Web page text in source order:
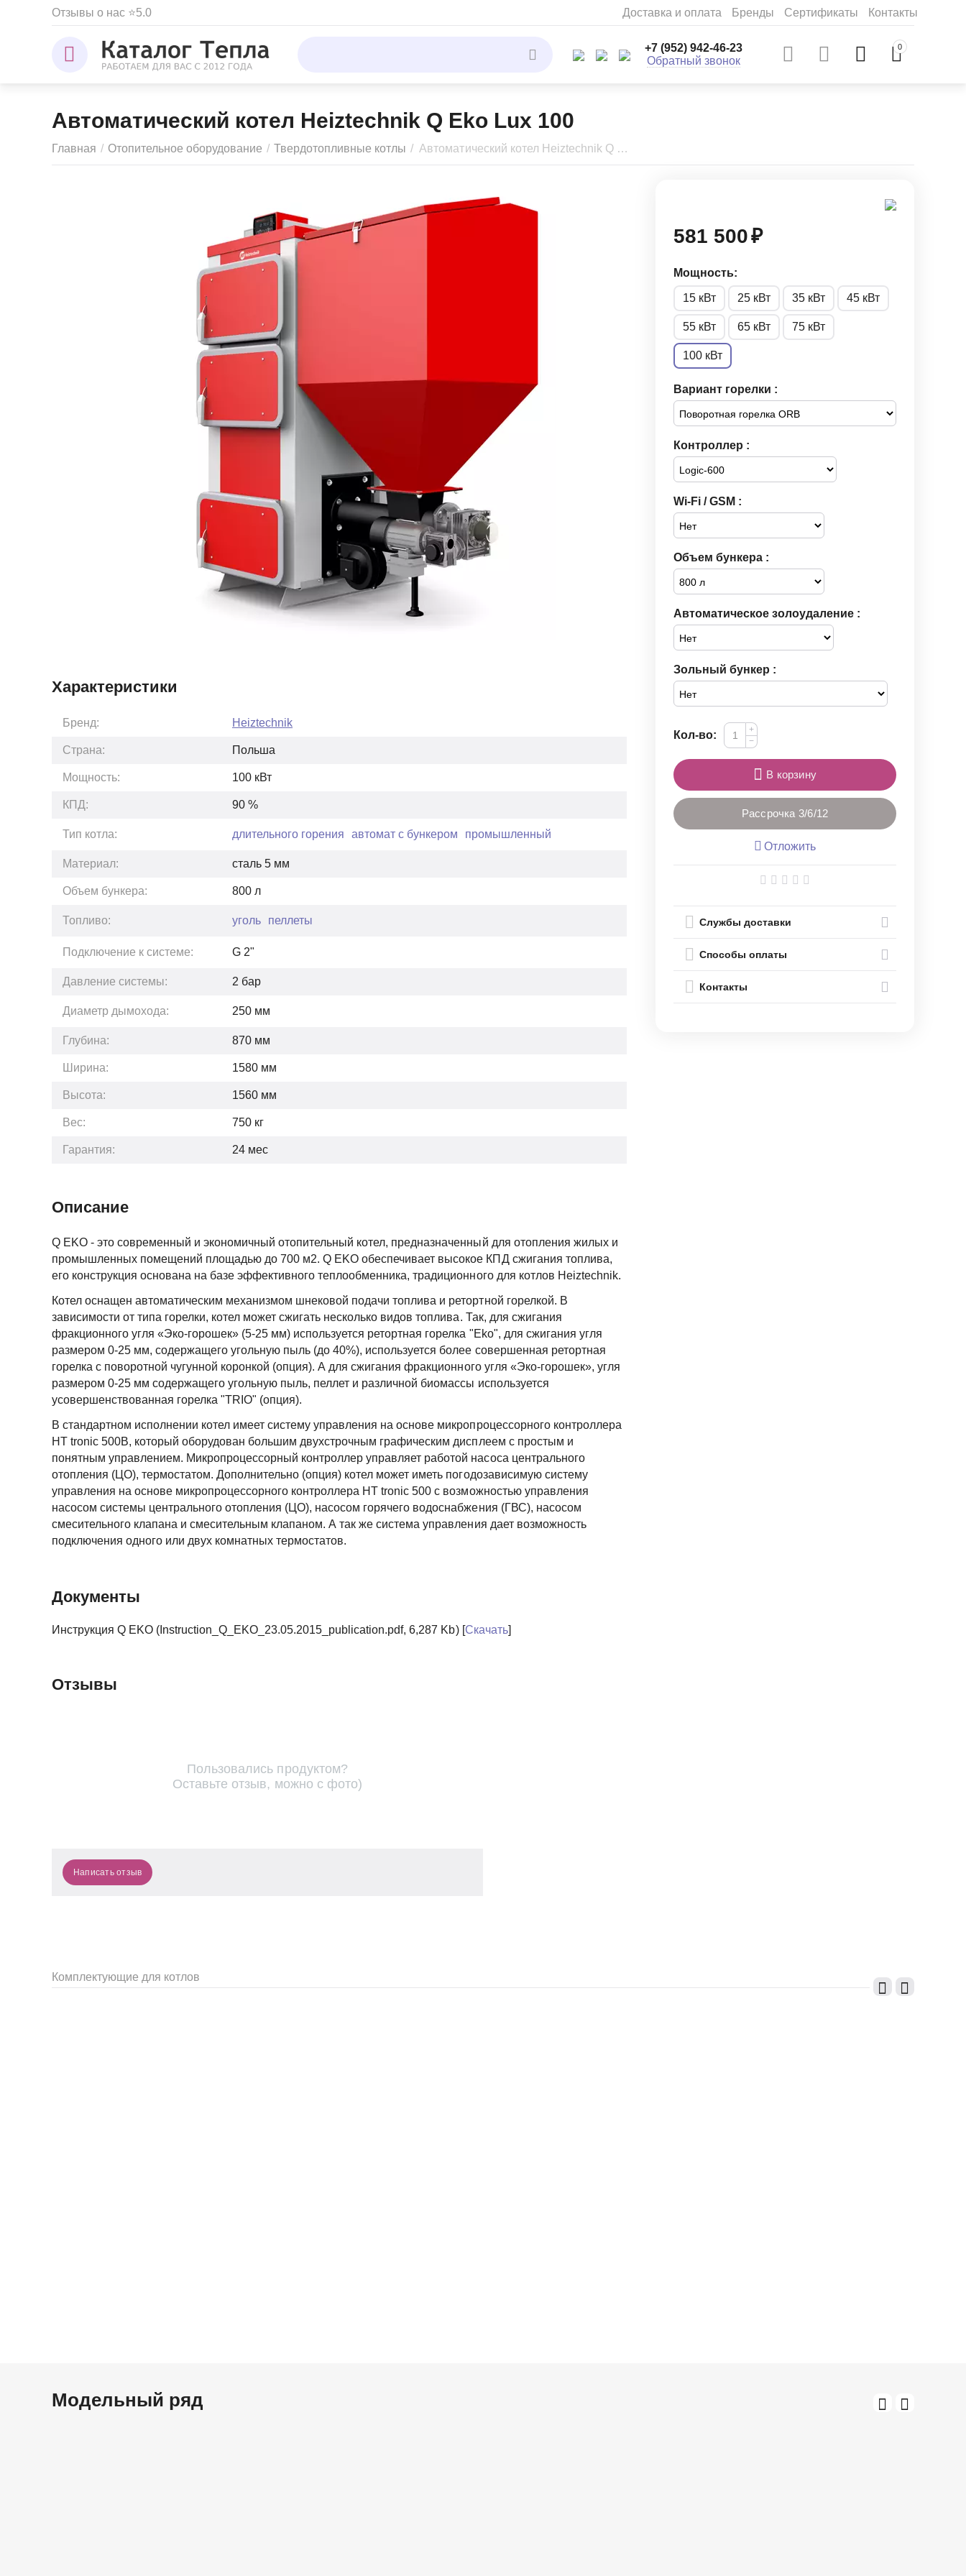
Отзывы о нас ⭐5.0 Доставка и оплата Бренды Сертификаты Контакты
+7 (952) 942-46-23
Обратный звонок
0
Автоматический котел Heiztechnik Q Eko Lux 100
Главная / Отопительное оборудование / Твердотопливные котлы / Автоматический котел Heiztechnik Q Eko Lux 100
Характеристики
Бренд: Heiztechnik
Страна: Польша
Мощность: 100 кВт
КПД: 90 %
Тип котла: длительного горения автомат с бункером промышленный
Материал: сталь 5 мм
Объем бункера: 800 л
Топливо: уголь пеллеты
Подключение к системе: G 2"
Давление системы: 2 бар
Диаметр дымохода: 250 мм
Глубина: 870 мм
Ширина: 1580 мм
Высота: 1560 мм
Вес: 750 кг
Гарантия: 24 мес
Описание
Q EKO - это современный и экономичный отопительный котел, предназначенный для отопления жилых и
промышленных помещений площадью до 700 м2. Q EKO обеспечивает высокое КПД сжигания топлива,
его конструкция основана на базе эффективного теплообменника, традиционного для котлов Heiztechnik.
Котел оснащен автоматическим механизмом шнековой подачи топлива и ретортной горелкой. В
зависимости от типа горелки, котел может сжигать несколько видов топлива. Так, для сжигания
фракционного угля «Эко-горошек» (5-25 мм) используется ретортная горелка "Eko", для сжигания угля
размером 0-25 мм, содержащего угольную пыль (до 40%), используется более совершенная ретортная
горелка с поворотной чугунной коронкой (опция). А для сжигания фракционного угля «Эко-горошек», угля
размером 0-25 мм содержащего угольную пыль, пеллет и различной биомассы используется
усовершенствованная горелка "TRIO" (опция).
В стандартном исполнении котел имеет систему управления на основе микропроцессорного контроллера
HT tronic 500B, который оборудован большим двухстрочным графическим дисплеем с простым и
понятным управлением. Микропроцессорный контроллер управляет работой насоса центрального
отопления (ЦО), термостатом. Дополнительно (опция) котел может иметь погодозависимую систему
управления на основе микропроцессорного контроллера HT tronic 500 с возможностью управления
насосом системы центрального отопления (ЦО), насосом горячего водоснабжения (ГВС), насосом
смесительного клапана и смесительным клапаном. А так же система управления дает возможность
подключения одного или двух комнатных термостатов.
Документы
Инструкция Q EKO (Instruction_Q_EKO_23.05.2015_publication.pdf, 6,287 Kb) [Скачать]
Отзывы
Пользовались продуктом?
Оставьте отзыв, можно с фото)
Написать отзыв
581 500₽
Мощность:
15 кВт 25 кВт 35 кВт 45 кВт
55 кВт 65 кВт 75 кВт
100 кВт
Вариант горелки :
Контроллер :
Wi-Fi / GSM :
Объем бункера :
Автоматическое золоудаление :
Зольный бункер :
Кол-во:
+
−
В корзину
Рассрочка 3/6/12
Отложить
Службы доставки
Способы оплаты
Контакты
Комплектующие для котлов
Модельный ряд